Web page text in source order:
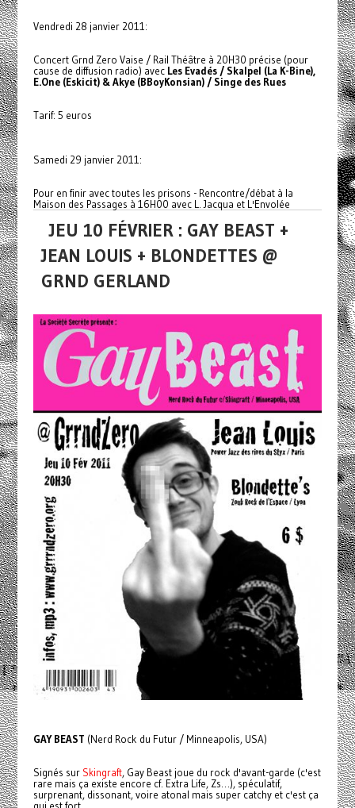
Vendredi 28 janvier 2011:
Concert Grnd Zero Vaise / Rail Théâtre à 20H30 précise (pour
cause de diffusion radio) avec Les Evadés / Skalpel (La K-Bine),
E.One (Eskicit) & Akye (BBoyKonsian) / Singe des Rues
Tarif: 5 euros
Samedi 29 janvier 2011:
Pour en finir avec toutes les prisons - Rencontre/débat à la
Maison des Passages à 16H00 avec L. Jacqua et L'Envolée
JEU 10 FÉVRIER : GAY BEAST +
JEAN LOUIS + BLONDETTES @
GRND GERLAND
GAY BEAST (Nerd Rock du Futur / Minneapolis, USA)
Signés sur Skingraft, Gay Beast joue du rock d'avant-garde (c'est
rare mais ça existe encore cf. Extra Life, Zs…), spéculatif,
surprenant, dissonant, voire atonal mais super catchy et c'est ça
qui est fort.